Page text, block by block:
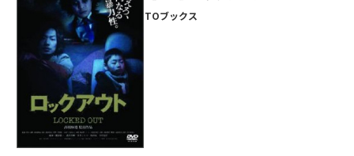
TOブックス